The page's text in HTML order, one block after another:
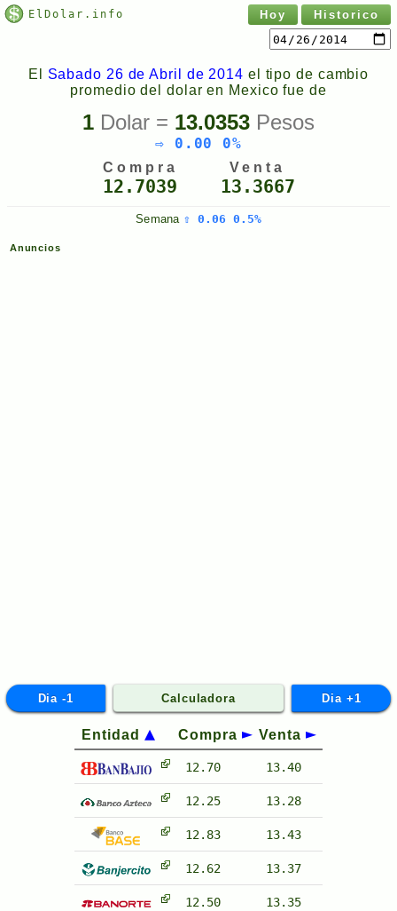
ElDolar.info Hoy Historico
El Sabado 26 de Abril de 2014 el tipo de cambio
promedio del dolar en Mexico fue de
1 Dolar = 13.0353 Pesos
⇨ 0.00 0%
Compra
12.7039
Venta
13.3667
Semana ⇧ 0.06 0.5%
Anuncios
Dia -1 Calculadora Dia +1
Entidad Compra Venta
12.70 13.40
12.25 13.28
12.83 13.43
12.62 13.37
12.50 13.35